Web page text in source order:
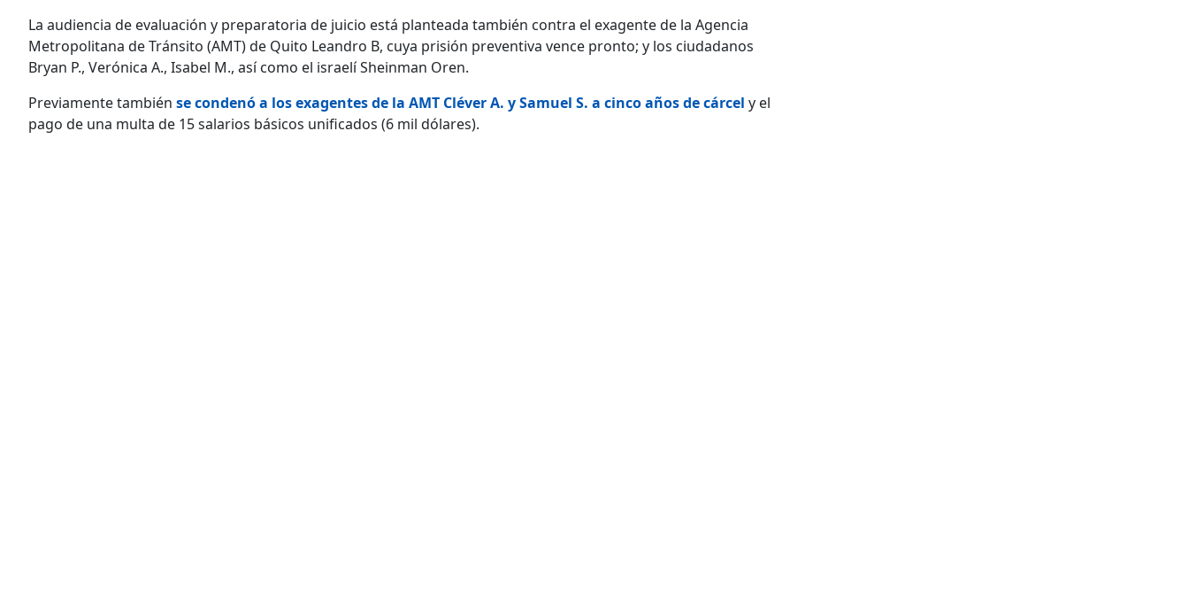
La audiencia de evaluación y preparatoria de juicio está planteada también contra el exagente de la Agencia
Metropolitana de Tránsito (AMT) de Quito Leandro B, cuya prisión preventiva vence pronto; y los ciudadanos
Bryan P., Verónica A., Isabel M., así como el israelí Sheinman Oren.
Previamente también se condenó a los exagentes de la AMT Cléver A. y Samuel S. a cinco años de cárcel y el
pago de una multa de 15 salarios básicos unificados (6 mil dólares).